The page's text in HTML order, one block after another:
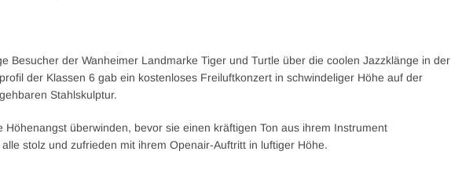
Besucher der Wanheimer Landmarke Tiger und Turtle über die coolen Jazzklänge in der
der Klassen 6 gab ein kostenloses Freiluftkonzert in schwindeliger Höhe auf der
Stahlskulptur.
Höhenangst überwinden, bevor sie einen kräftigen Ton aus ihrem Instrument
stolz und zufrieden mit ihrem Openair-Auftritt in luftiger Höhe.